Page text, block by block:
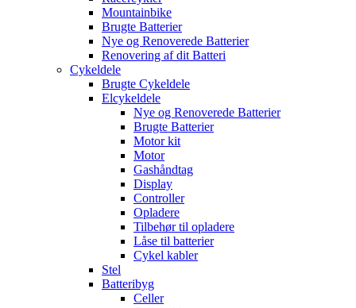
Mountainbike
Brugte Batterier
Nye og Renoverede Batterier
Renovering af dit Batteri
Cykeldele
Brugte Cykeldele
Elcykeldele
Nye og Renoverede Batterier
Brugte Batterier
Motor kit
Motor
Gashåndtag
Display
Controller
Opladere
Tilbehør til opladere
Låse til batterier
Cykel kabler
Stel
Batteribyg
Celler